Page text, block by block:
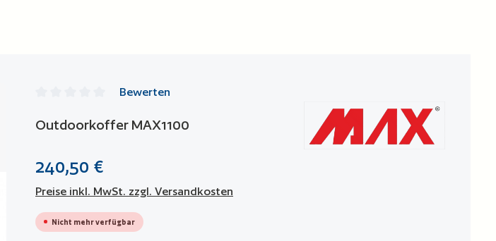
Bewerten
Outdoorkoffer MAX1100
240,50 €
Preise inkl. MwSt. zzgl. Versandkosten
Nicht mehr verfügbar